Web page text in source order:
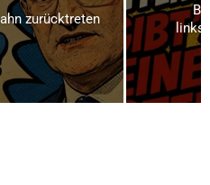
zurücktreten